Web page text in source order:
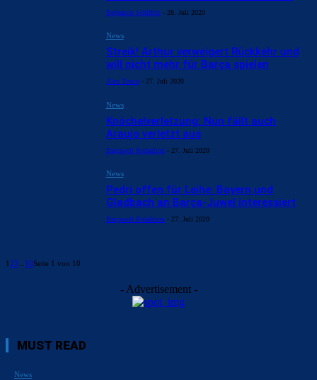
Benjamin Schiffers - 28. Juli 2020
News
Streik! Arthur verweigert Rückkehr und
will nicht mehr für Barça spielen
Alex Truica - 27. Juli 2020
News
Knöchelverletzung: Nun fällt auch
Araujo verletzt aus
Barçawelt Redaktion - 27. Juli 2020
News
Pedri offen für Leihe: Bayern und
Gladbach an Barça-Juwel interessiert
Barçawelt Redaktion - 27. Juli 2020
1 23 10Seite 1 von 10
- Advertisement -
MUST READ
News